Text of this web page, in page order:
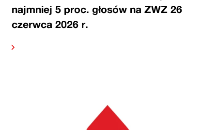
najmniej 5 proc. głosów na ZWZ 26
czerwca 2026 r.